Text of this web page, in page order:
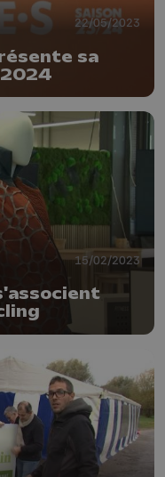
22/05/2023
sa
15/02/2023